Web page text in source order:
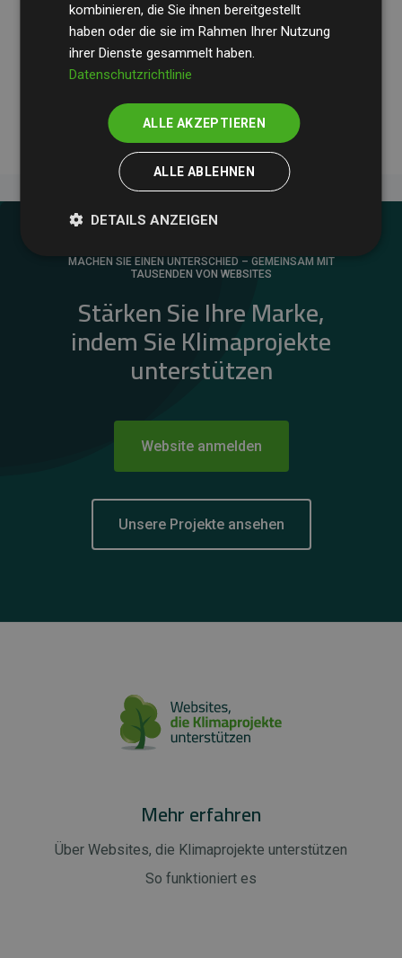
Ihre Prüfungen belegen, dass unsere Investitionen in
Klimaschutzprojekte im Durchschnitt200 % der
geschätzten CO₂-Emissionender teilnehmenden
Websites kompensieren – ein klarer Nachweis für die
messbare Klimawirkung unseres Ansatzes.
MACHEN SIE EINEN UNTERSCHIED – GEMEINSAM MIT
TAUSENDEN VON WEBSITES
Stärken Sie Ihre Marke,
indem Sie Klimaprojekte
unterstützen
Website anmelden
Unsere Projekte ansehen
Mehr erfahren
Über Websites, die Klimaprojekte unterstützen
So funktioniert es
kombinieren, die Sie ihnen bereitgestellt
haben oder die sie im Rahmen Ihrer Nutzung
ihrer Dienste gesammelt haben.
Datenschutzrichtlinie
ALLE AKZEPTIEREN
ALLE ABLEHNEN
DETAILS ANZEIGEN